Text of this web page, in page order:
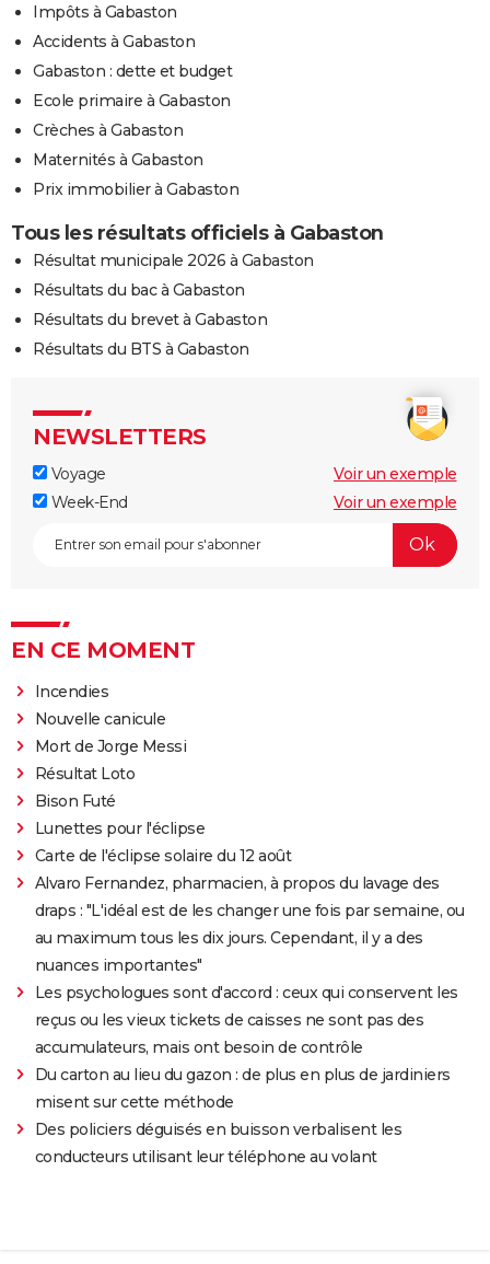
Impôts à Gabaston
Accidents à Gabaston
Gabaston : dette et budget
Ecole primaire à Gabaston
Crèches à Gabaston
Maternités à Gabaston
Prix immobilier à Gabaston
Tous les résultats officiels à Gabaston
Résultat municipale 2026 à Gabaston
Résultats du bac à Gabaston
Résultats du brevet à Gabaston
Résultats du BTS à Gabaston
NEWSLETTERS
Voyage
Voir un exemple
Week-End
Voir un exemple
EN CE MOMENT
Incendies
Nouvelle canicule
Mort de Jorge Messi
Résultat Loto
Bison Futé
Lunettes pour l'éclipse
Carte de l'éclipse solaire du 12 août
Alvaro Fernandez, pharmacien, à propos du lavage des
draps : "L'idéal est de les changer une fois par semaine, ou
au maximum tous les dix jours. Cependant, il y a des
nuances importantes"
Les psychologues sont d'accord : ceux qui conservent les
reçus ou les vieux tickets de caisses ne sont pas des
accumulateurs, mais ont besoin de contrôle
Du carton au lieu du gazon : de plus en plus de jardiniers
misent sur cette méthode
Des policiers déguisés en buisson verbalisent les
conducteurs utilisant leur téléphone au volant